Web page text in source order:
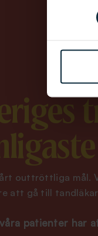
outtröttliga mål.
att gå till
patienter har